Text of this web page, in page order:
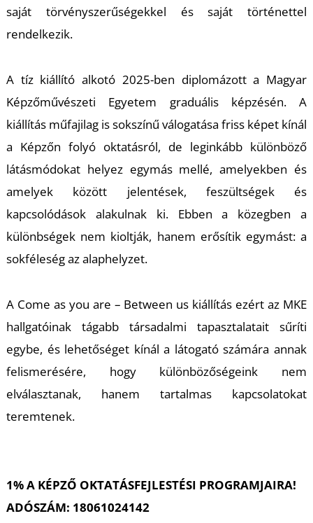
saját törvényszerűségekkel és saját történettel
rendelkezik.
A tíz kiállító alkotó 2025-ben diplomázott a Magyar
Képzőművészeti Egyetem graduális képzésén. A
kiállítás műfajilag is sokszínű válogatása friss képet kínál
a Képzőn folyó oktatásról, de leginkább különböző
látásmódokat helyez egymás mellé, amelyekben és
amelyek között jelentések, feszültségek és
kapcsolódások alakulnak ki. Ebben a közegben a
különbségek nem kioltják, hanem erősítik egymást: a
sokféleség az alaphelyzet.
A Come as you are – Between us kiállítás ezért az MKE
hallgatóinak tágabb társadalmi tapasztalatait sűríti
egybe, és lehetőséget kínál a látogató számára annak
felismerésére, hogy különbözőségeink nem
elválasztanak, hanem tartalmas kapcsolatokat
teremtenek.
1% A KÉPZŐ OKTATÁSFEJLESTÉSI PROGRAMJAIRA!
ADÓSZÁM: 18061024142